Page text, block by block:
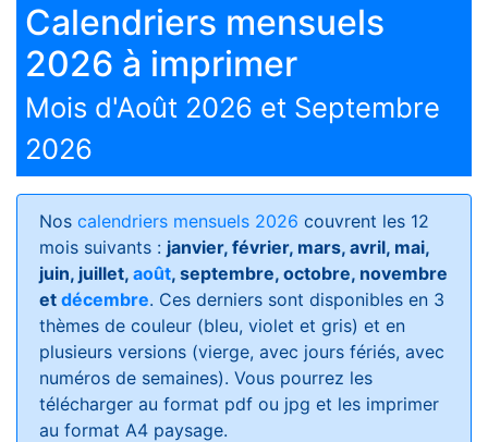
Calendriers mensuels
2026 à imprimer
Mois d'Août 2026 et Septembre
2026
Nos calendriers mensuels 2026 couvrent les 12
mois suivants : janvier, février, mars, avril, mai,
juin, juillet, août, septembre, octobre, novembre
et décembre. Ces derniers sont disponibles en 3
thèmes de couleur (bleu, violet et gris) et en
plusieurs versions (vierge, avec jours fériés, avec
numéros de semaines). Vous pourrez les
télécharger au format pdf ou jpg et les imprimer
au format A4 paysage.